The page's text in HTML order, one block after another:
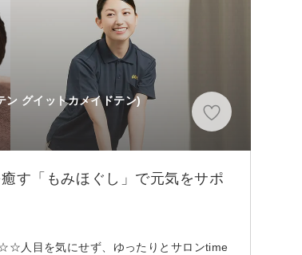
ン グイットカメイドテン)
す「もみほぐし」で元気をサポ
人目を気にせず、ゆったりとサロンtime